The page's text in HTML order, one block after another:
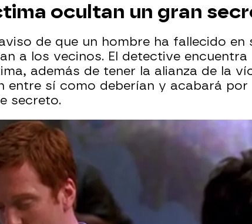
ocultan un gran
de que un hombre ha fallecido
a los vecinos. El detective
además de tener la alianza de la
entre sí como deberían y acabará
secreto.